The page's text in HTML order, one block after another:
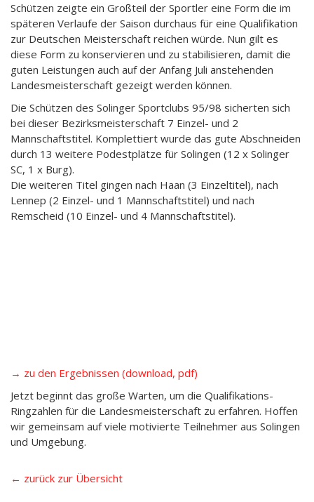
Schützen zeigte ein Großteil der Sportler eine Form die im
späteren Verlaufe der Saison durchaus für eine Qualifikation
zur Deutschen Meisterschaft reichen würde. Nun gilt es
diese Form zu konservieren und zu stabilisieren, damit die
guten Leistungen auch auf der Anfang Juli anstehenden
Landesmeisterschaft gezeigt werden können.
Die Schützen des Solinger Sportclubs 95/98 sicherten sich
bei dieser Bezirksmeisterschaft 7 Einzel- und 2
Mannschaftstitel. Komplettiert wurde das gute Abschneiden
durch 13 weitere Podestplätze für Solingen (12 x Solinger
SC, 1 x Burg).
Die weiteren Titel gingen nach Haan (3 Einzeltitel), nach
Lennep (2 Einzel- und 1 Mannschaftstitel) und nach
Remscheid (10 Einzel- und 4 Mannschaftstitel).
→ zu den Ergebnissen (download, pdf)
Jetzt beginnt das große Warten, um die Qualifikations-
Ringzahlen für die Landesmeisterschaft zu erfahren. Hoffen
wir gemeinsam auf viele motivierte Teilnehmer aus Solingen
und Umgebung.
← zurück zur Übersicht